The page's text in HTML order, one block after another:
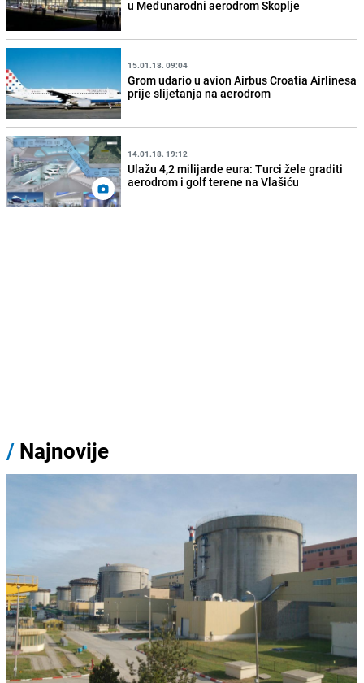
u Međunarodni aerodrom Skoplje
15.01.18. 09:04
Grom udario u avion Airbus Croatia Airlinesa
prije slijetanja na aerodrom
14.01.18. 19:12
Ulažu 4,2 milijarde eura: Turci žele graditi
aerodrom i golf terene na Vlašiću
/ Najnovije